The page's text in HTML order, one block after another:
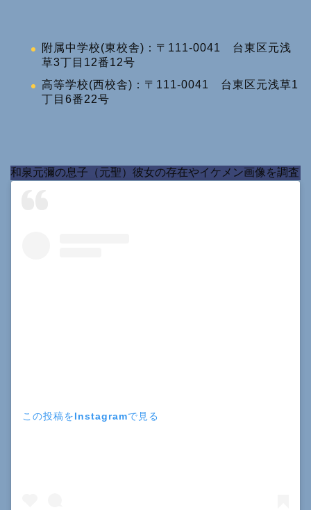
附属中学校(東校舎)：〒111-0041 台東区元浅
草3丁目12番12号
高等学校(西校舎)：〒111-0041 台東区元浅草1
丁目6番22号
和泉元彌の息子（元聖）彼女の存在やイケメン画像を調査
この投稿をInstagramで見る